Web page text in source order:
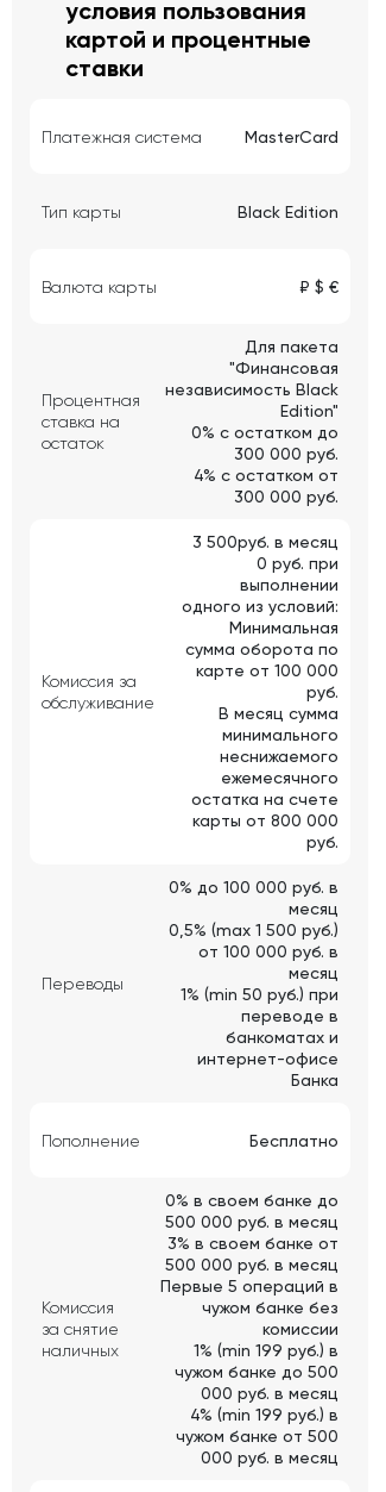
условия пользования
картой и процентные
ставки
Платежная система MasterCard
Тип карты Black Edition
Валюта карты ₽ $ €
Процентная
ставка на
остаток
Для пакета
"Финансовая
независимость Black
Edition"
0% с остатком до
300 000 руб.
4% с остатком от
300 000 руб.
Комиссия за
обслуживание
3 500руб. в месяц
0 руб. при
выполнении
одного из условий:
Минимальная
сумма оборота по
карте от 100 000
руб.
В месяц сумма
минимального
неснижаемого
ежемесячного
остатка на счете
карты от 800 000
руб.
Переводы
0% до 100 000 руб. в
месяц
0,5% (max 1 500 руб.)
от 100 000 руб. в
месяц
1% (min 50 руб.) при
переводе в
банкоматах и
интернет-офисе
Банка
Пополнение Бесплатно
Комиссия
за снятие
наличных
0% в своем банке до
500 000 руб. в месяц
3% в своем банке от
500 000 руб. в месяц
Первые 5 операций в
чужом банке без
комиссии
1% (min 199 руб.) в
чужом банке до 500
000 руб. в месяц
4% (min 199 руб.) в
чужом банке от 500
000 руб. в месяц